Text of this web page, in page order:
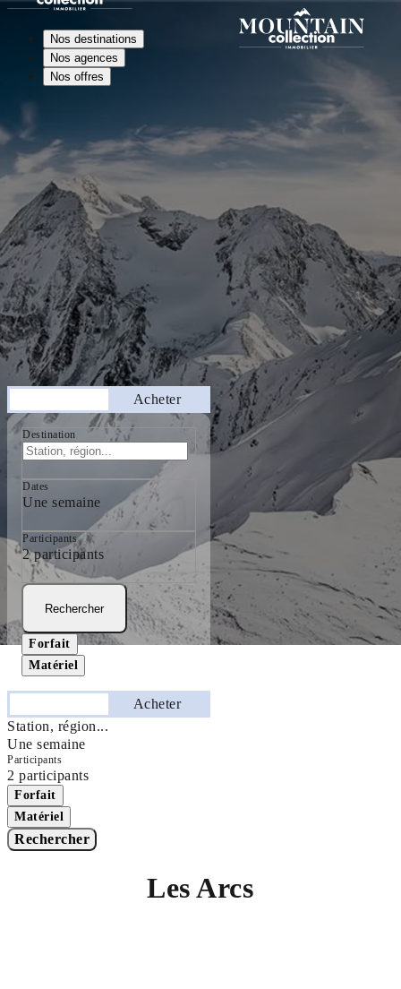
Acheter
Destination
Dates
Une semaine
Participants
2 participants
Rechercher
Forfait
Matériel
Acheter
Station, région...
Une semaine
Participants
2 participants
Forfait
Matériel
Rechercher
Nos destinations
Nos agences
Nos offres
Les Arcs